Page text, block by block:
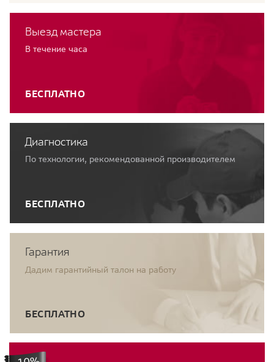
Выезд мастера
В течение часа
БЕСПЛАТНО
Диагностика
По технологии, рекомендованной производителем
БЕСПЛАТНО
Гарантия
Дадим гарантийный талон на работу
БЕСПЛАТНО